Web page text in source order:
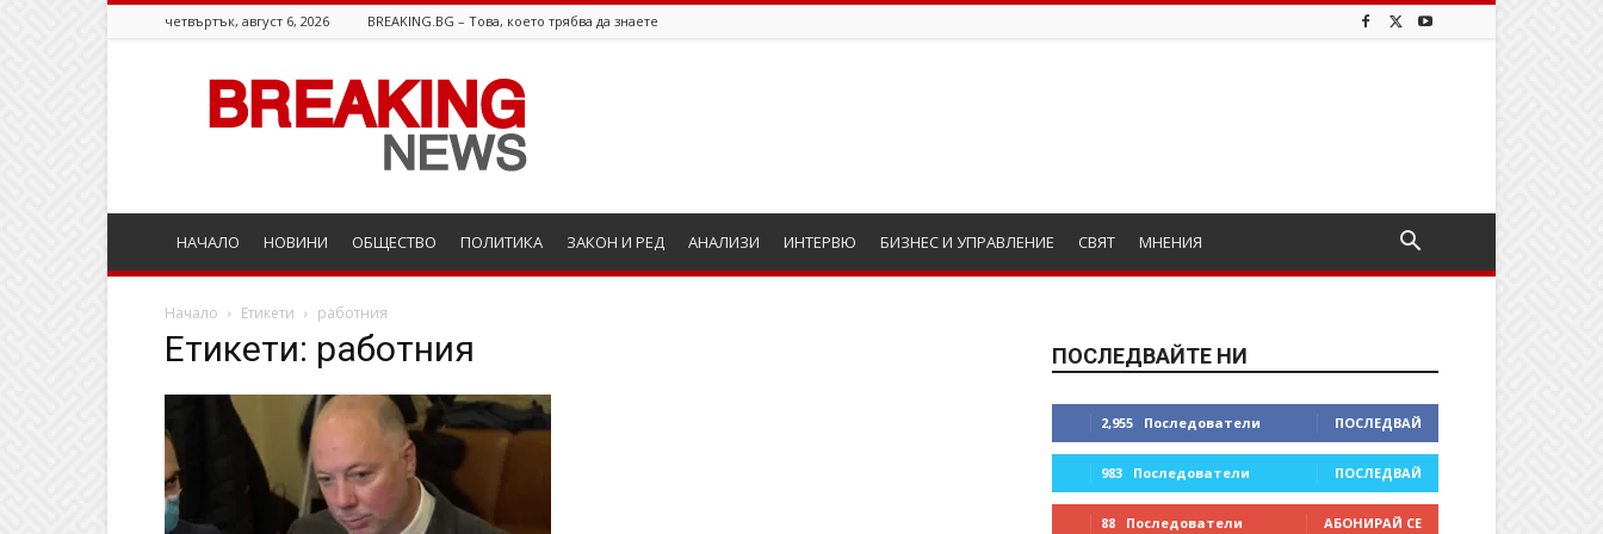
четвъртък, август 6, 2026 BREAKING.BG – Това, което трябва да знаете
Breaking.bg
НАЧАЛО НОВИНИ ОБЩЕСТВО ПОЛИТИКА ЗАКОН И РЕД АНАЛИЗИ ИНТЕРВЮ БИЗНЕС И УПРАВЛЕНИЕ СВЯТ МНЕНИЯ
Начало Етикети работния
Етикети: работния ПОСЛЕДВАЙТЕ НИ
2,955 Последователи ПОСЛЕДВАЙ
983 Последователи ПОСЛЕДВАЙ
88 Последователи АБОНИРАЙ СЕ